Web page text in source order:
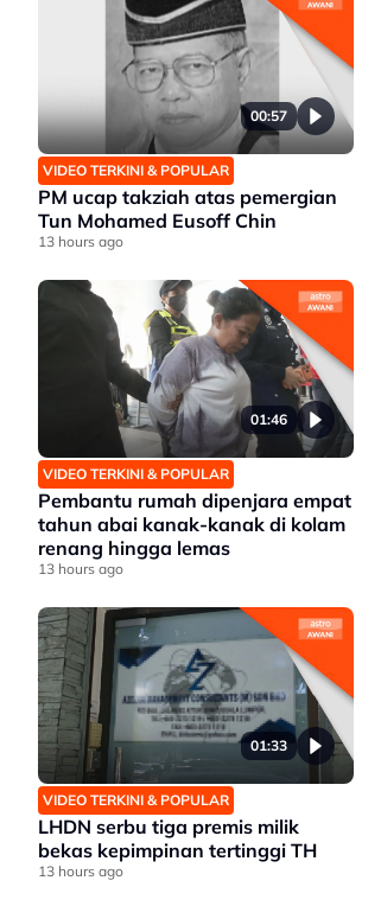
00:57
VIDEO TERKINI & POPULAR
PM ucap takziah atas pemergian
Tun Mohamed Eusoff Chin
13 hours ago
01:46
VIDEO TERKINI & POPULAR
Pembantu rumah dipenjara empat
tahun abai kanak-kanak di kolam
renang hingga lemas
13 hours ago
01:33
VIDEO TERKINI & POPULAR
LHDN serbu tiga premis milik
bekas kepimpinan tertinggi TH
13 hours ago